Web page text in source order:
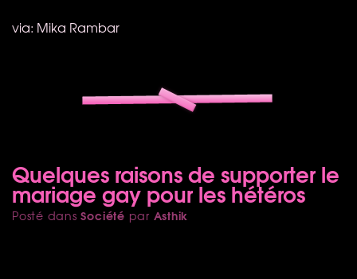
via: Mika Rambar
Quelques raisons de supporter le
mariage gay pour les hétéros
Posté dansSociété par Asthik